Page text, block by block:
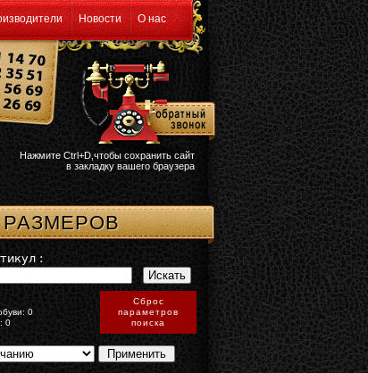
Новости О нас
Нажмите Ctrl+D,чтобы сохранить сайт
в закладку вашего браузера
:
0
0
Сброс
параметров
поиска